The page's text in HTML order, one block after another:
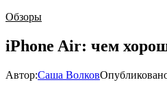
Обзоры
iPhone Air: чем
Автор:Саша Волков